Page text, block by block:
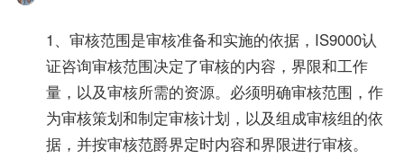
1、审核范围是审核准备和实施的依据，IS9000认
证咨询审核范围决定了审核的内容，界限和工作
量，以及审核所需的资源。必须明确审核范围，作
为审核策划和制定审核计划，以及组成审核组的依
据，并按审核范爵界定时内容和界限进行审核。